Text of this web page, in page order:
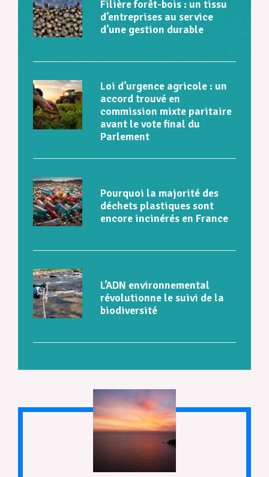
Filière forêt-bois : un tissu
d’entreprises au service
d’une gestion durable
Loi d’urgence agricole : un
accord trouvé en
commission mixte paritaire
avant le vote final du
Parlement
Pourquoi la majorité des
déchets plastiques sont
encore incinérés en France
L’ADN environnemental
révolutionne le suivi de la
biodiversité